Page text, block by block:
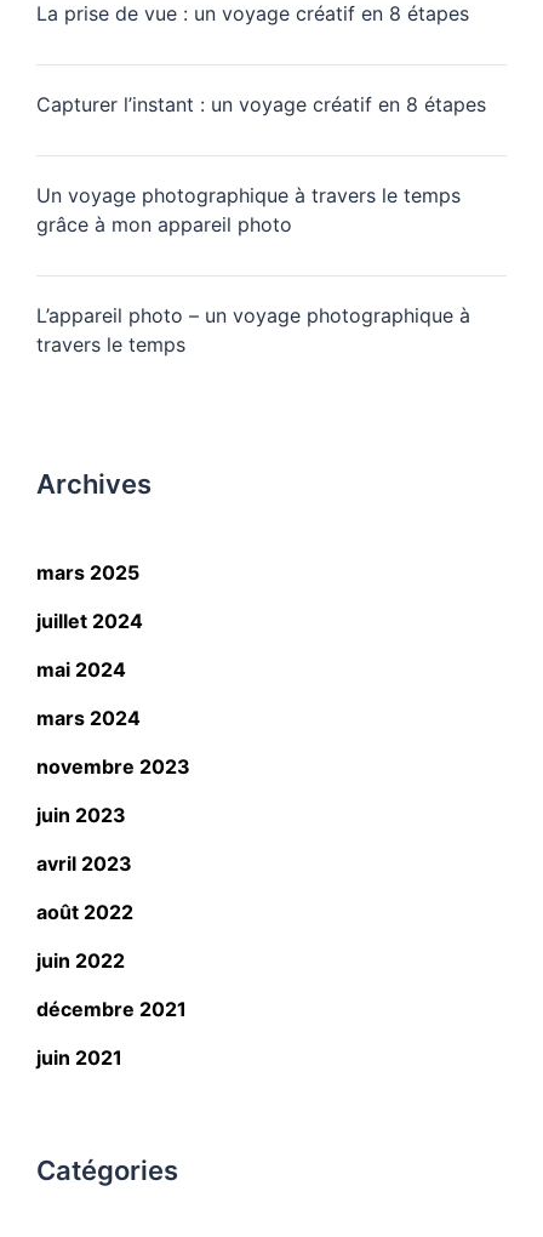
La prise de vue : un voyage créatif en 8 étapes
Capturer l’instant : un voyage créatif en 8 étapes
Un voyage photographique à travers le temps
grâce à mon appareil photo
L’appareil photo – un voyage photographique à
travers le temps
Archives
mars 2025
juillet 2024
mai 2024
mars 2024
novembre 2023
juin 2023
avril 2023
août 2022
juin 2022
décembre 2021
juin 2021
Catégories